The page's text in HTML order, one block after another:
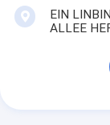
EIN
ALLEE